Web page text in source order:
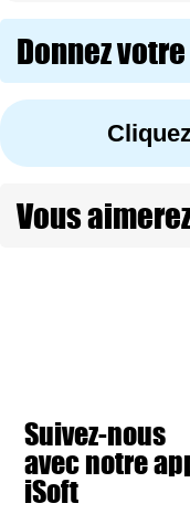
Donnez
Vous
Suivez-nous
avec notre
iSoft